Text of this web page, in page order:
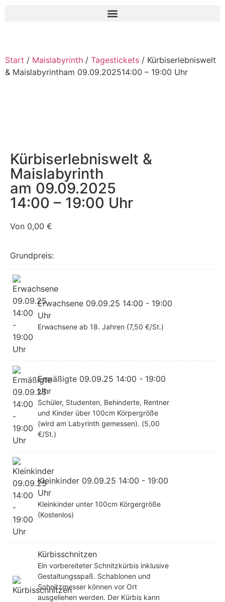
Start / Maislabyrinth / Tagestickets / Kürbiserlebniswelt
& Maislabyrintham 09.09.202514:00 – 19:00 Uhr
Kürbiserlebniswelt &
Maislabyrinth
am 09.09.2025
14:00 – 19:00 Uhr
Von 0,00 €
Grundpreis:
Erwachsene 09.09.25 14:00 - 19:00
Uhr
Erwachsene ab 18. Jahren (7,50 €/St.)
Ermäßigte 09.09.25 14:00 - 19:00
Uhr
Schüler, Studenten, Behinderte, Rentner
und Kinder über 100cm Körpergröße
(wird am Labyrinth gemessen). (5,00
€/St.)
Kleinkinder 09.09.25 14:00 - 19:00
Uhr
Kleinkinder unter 100cm Körgergröße
(Kostenlos)
Kürbisschnitzen
Ein vorbereiteter Schnitzkürbis inklusive
Gestaltungsspaß. Schablonen und
Schnitzmesser können vor Ort
ausgeliehen werden. Der Kürbis kann